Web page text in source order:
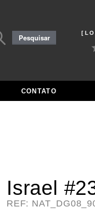
Pesquisar
por:Pesquisar
CONTATO
Israel
REF: